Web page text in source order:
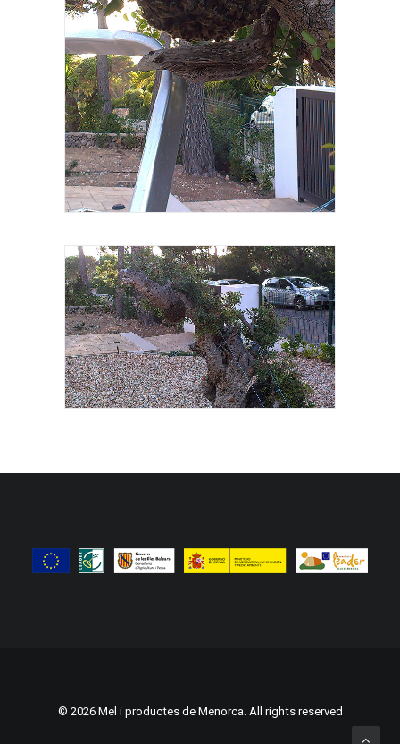
© 2026 Mel i productes de Menorca. All rights reserved